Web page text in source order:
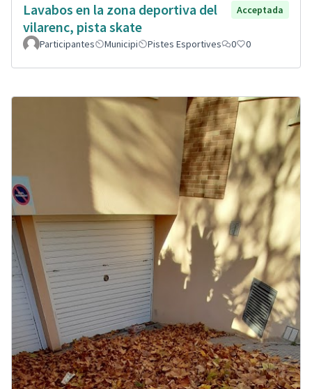
Lavabos en la zona deportiva del
vilarenc, pista skate
Acceptada
Participantes Municipi Pistes Esportives 0 0